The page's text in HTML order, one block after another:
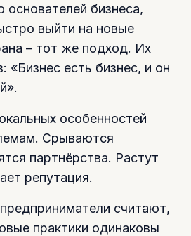
основателей бизнеса,
выйти на новые
– тот же подход. Их
«Бизнес есть бизнес, и он
особенностей
Срываются
партнёрства. Растут
репутация.
считают,
практики одинаковы